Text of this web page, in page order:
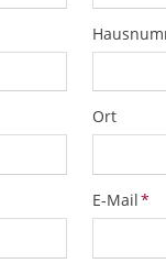
Ort
Pflichtfeld
E-Mail*